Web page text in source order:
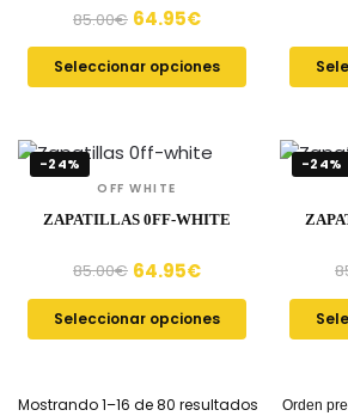
85.00€ 64.95€
Seleccionar opciones
-24%
OFF WHITE
ZAPATILLAS 0FF-WHITE
85.00€ 64.95€
Seleccionar opciones
-24%
Mostrando 1–16 de 80 resultados